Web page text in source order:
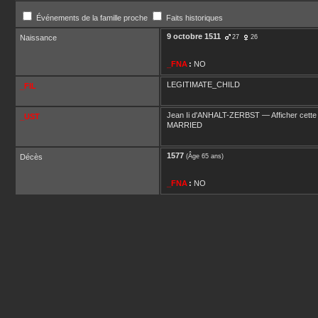
Événements de la famille proche Faits historiques
Naissance 9 octobre 1511 27 26
_FNA : NO
_FIL LEGITIMATE_CHILD
_UST Jean Ii d'ANHALT-ZERBST —Afficher cette
MARRIED
Décès 1577 (Âge 65 ans)
_FNA : NO